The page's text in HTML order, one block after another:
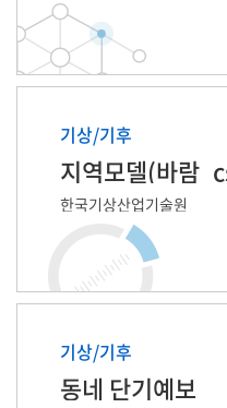
기상/기후
지역모델(바람
한국기상산업기술원
기상/기후
동네 단기예보